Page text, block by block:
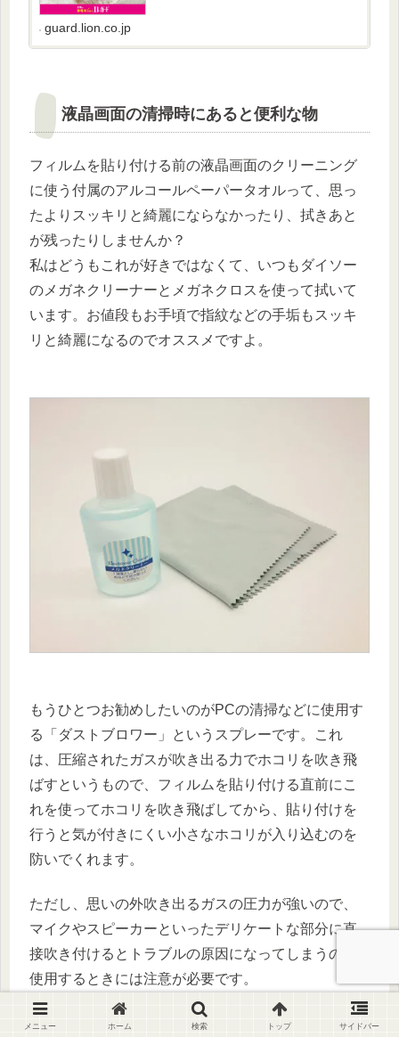
guard.lion.co.jp
液晶画面の清掃時にあると便利な物
フィルムを貼り付ける前の液晶画面のクリーニング
に使う付属のアルコールペーパータオルって、思っ
たよりスッキリと綺麗にならなかったり、拭きあと
が残ったりしませんか？
私はどうもこれが好きではなくて、いつもダイソー
のメガネクリーナーとメガネクロスを使って拭いて
います。お値段もお手頃で指紋などの手垢もスッキ
リと綺麗になるのでオススメですよ。
もうひとつお勧めしたいのがPCの清掃などに使用す
る「ダストブロワー」というスプレーです。これ
は、圧縮されたガスが吹き出る力でホコリを吹き飛
ばすというもので、フィルムを貼り付ける直前にこ
れを使ってホコリを吹き飛ばしてから、貼り付けを
行うと気が付きにくい小さなホコリが入り込むのを
防いでくれます。
ただし、思いの外吹き出るガスの圧力が強いので、
マイクやスピーカーといったデリケートな部分に直
接吹き付けるとトラブルの原因になってしまうので
使用するときには注意が必要です。
エレコム ノンフロン仕様 ダストブロワー
メニュー ホーム 検索 トップ サイドバー